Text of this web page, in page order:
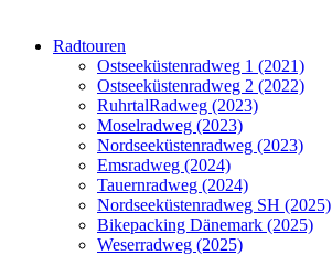
Radtouren
Ostseeküstenradweg 1 (2021)
Ostseeküstenradweg 2 (2022)
RuhrtalRadweg (2023)
Moselradweg (2023)
Nordseeküstenradweg (2023)
Emsradweg (2024)
Tauernradweg (2024)
Nordseeküstenradweg SH (2025)
Bikepacking Dänemark (2025)
Weserradweg (2025)